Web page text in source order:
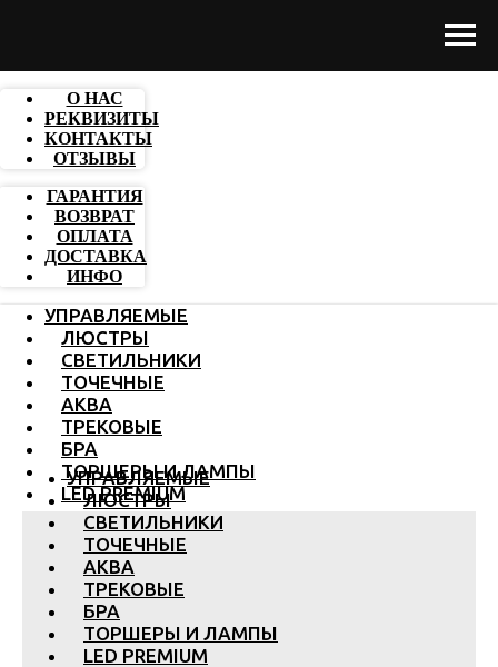
О НАС
РЕКВИЗИТЫ
КОНТАКТЫ
ОТЗЫВЫ
ГАРАНТИЯ
ВОЗВРАТ
ОПЛАТА
ДОСТАВКА
ИНФО
УПРАВЛЯЕМЫЕ
ЛЮСТРЫ
СВЕТИЛЬНИКИ
ТОЧЕЧНЫЕ
АКВА
ТРЕКОВЫЕ
БРА
ТОРШЕРЫ И ЛАМПЫ
LED PREMIUM
УПРАВЛЯЕМЫЕ
ЛЮСТРЫ
СВЕТИЛЬНИКИ
ТОЧЕЧНЫЕ
АКВА
ТРЕКОВЫЕ
БРА
ТОРШЕРЫ И ЛАМПЫ
LED PREMIUM